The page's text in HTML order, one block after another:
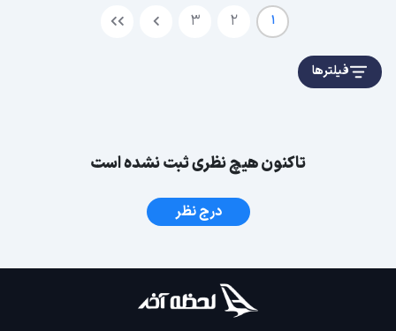
1
2
3
فیلترها
تاکنون هیچ نظری ثبت نشده است
درج نظر